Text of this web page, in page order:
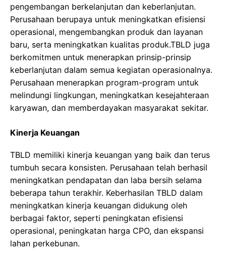
pengembangan berkelanjutan dan keberlanjutan.
Perusahaan berupaya untuk meningkatkan efisiensi
operasional, mengembangkan produk dan layanan
baru, serta meningkatkan kualitas produk.TBLD juga
berkomitmen untuk menerapkan prinsip-prinsip
keberlanjutan dalam semua kegiatan operasionalnya.
Perusahaan menerapkan program-program untuk
melindungi lingkungan, meningkatkan kesejahteraan
karyawan, dan memberdayakan masyarakat sekitar.
Kinerja Keuangan
TBLD memiliki kinerja keuangan yang baik dan terus
tumbuh secara konsisten. Perusahaan telah berhasil
meningkatkan pendapatan dan laba bersih selama
beberapa tahun terakhir. Keberhasilan TBLD dalam
meningkatkan kinerja keuangan didukung oleh
berbagai faktor, seperti peningkatan efisiensi
operasional, peningkatan harga CPO, dan ekspansi
lahan perkebunan.